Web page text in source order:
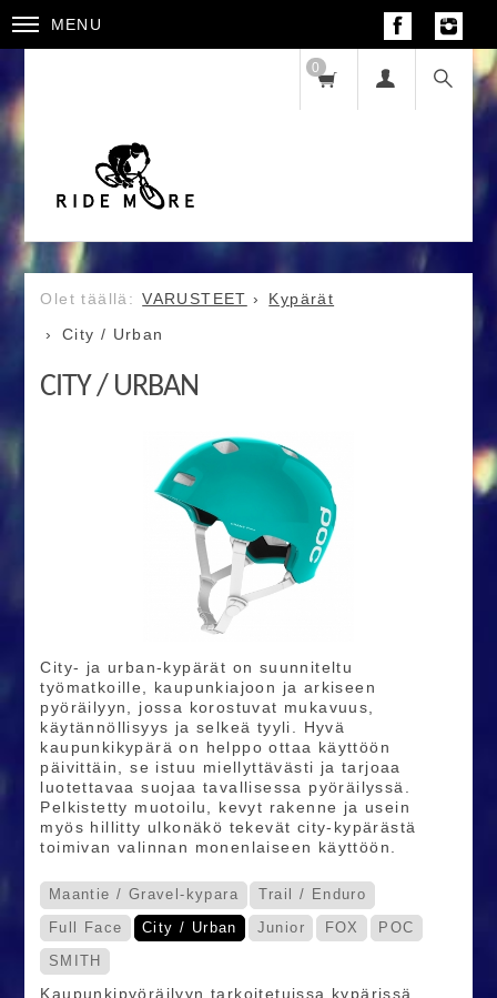
MENU
0
VARUSTEET
Kypärät
City / Urban
CITY / URBAN
City- ja urban-kypärät on suunniteltu
työmatkoille, kaupunkiajoon ja arkiseen
pyöräilyyn, jossa korostuvat mukavuus,
käytännöllisyys ja selkeä tyyli. Hyvä
kaupunkikypärä on helppo ottaa käyttöön
päivittäin, se istuu miellyttävästi ja tarjoaa
luotettavaa suojaa tavallisessa pyöräilyssä.
Pelkistetty muotoilu, kevyt rakenne ja usein
myös hillitty ulkonäkö tekevät city-kypärästä
toimivan valinnan monenlaiseen käyttöön.
Maantie / Gravel-kypara
Trail / Enduro
Full Face
City / Urban Junior FOX
POC
SMITH
Kaupunkipyöräilyyn tarkoitetuissa kypärissä